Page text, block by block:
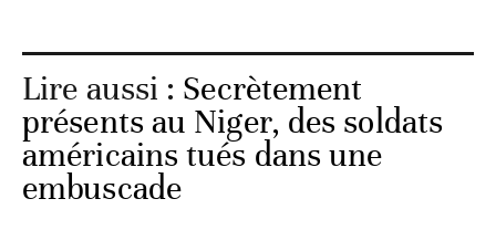
Lire aussi : Secrètement
présents au Niger, des soldats
américains tués dans une
embuscade